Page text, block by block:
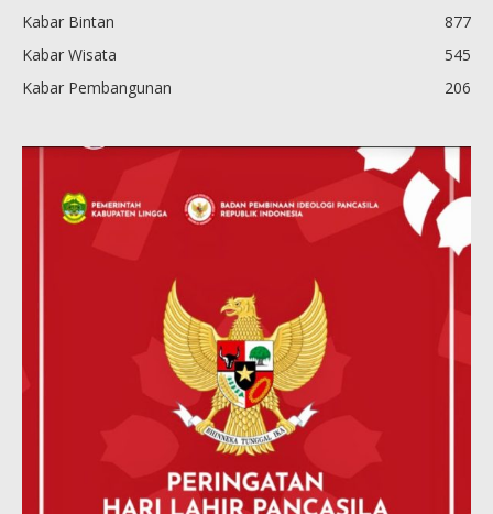
Kabar Bintan
877
Kabar Wisata
545
Kabar Pembangunan
206